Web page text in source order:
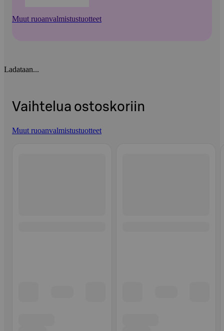
Muut ruoanvalmistustuotteet
Ladataan...
Vaihtelua ostoskoriin
Muut ruoanvalmistustuotteet